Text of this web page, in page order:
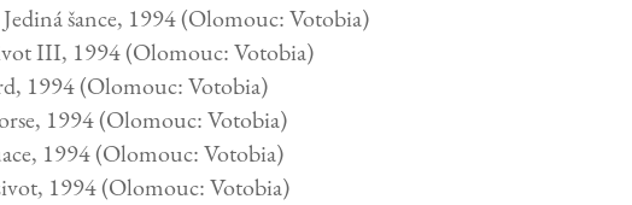
šance, 1994 (Olomouc: Votobia)
III, 1994 (Olomouc: Votobia)
1994 (Olomouc: Votobia)
1994 (Olomouc: Votobia)
1994 (Olomouc: Votobia)
1994 (Olomouc: Votobia)